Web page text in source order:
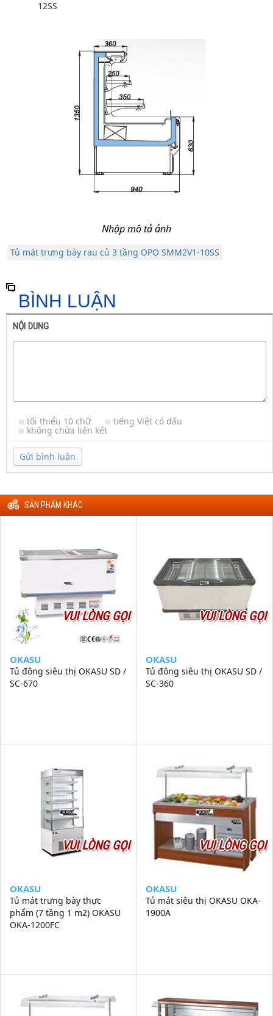
12SS
Nhập mô tả ảnh
Tủ mát trưng bày rau củ 3 tầng OPO SMM2V1-10SS
BÌNH LUẬN
NỘI DUNG
tối thiểu 10 chữ tiếng Việt có dấu
không chứa liên kết
Gửi bình luận
SẢN PHẨM KHÁC
VUI LÒNG GỌI
OKASU
Tủ đông siêu thị OKASU SD /
SC-670
VUI LÒNG GỌI
OKASU
Tủ đông siêu thị OKASU SD /
SC-360
VUI LÒNG GỌI
OKASU
Tủ mát trưng bày thực
phẩm (7 tầng 1 m2) OKASU
OKA-1200FC
VUI LÒNG GỌI
OKASU
Tủ mát siêu thị OKASU OKA-
1900A